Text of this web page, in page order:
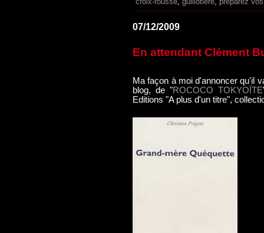
07/12/2009
En attendant Clément
Ma façon à moi d'annoncer qu'il
blog, de "ROCOCO TOKYOÏTE
Editions "A plus d'un titre",